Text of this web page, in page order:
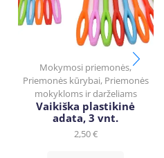
Mokymosi priemonės,
Priemonės kūrybai, Priemonės
mokykloms ir darželiams
Vaikiška plastikinė
adata, 3 vnt.
2,50€